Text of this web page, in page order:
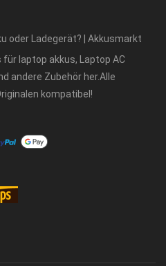
oder Ladegerät? | Akkusmarkt
laptop akkus, Laptop AC
andere Zubehör her.Alle
kompatibel!